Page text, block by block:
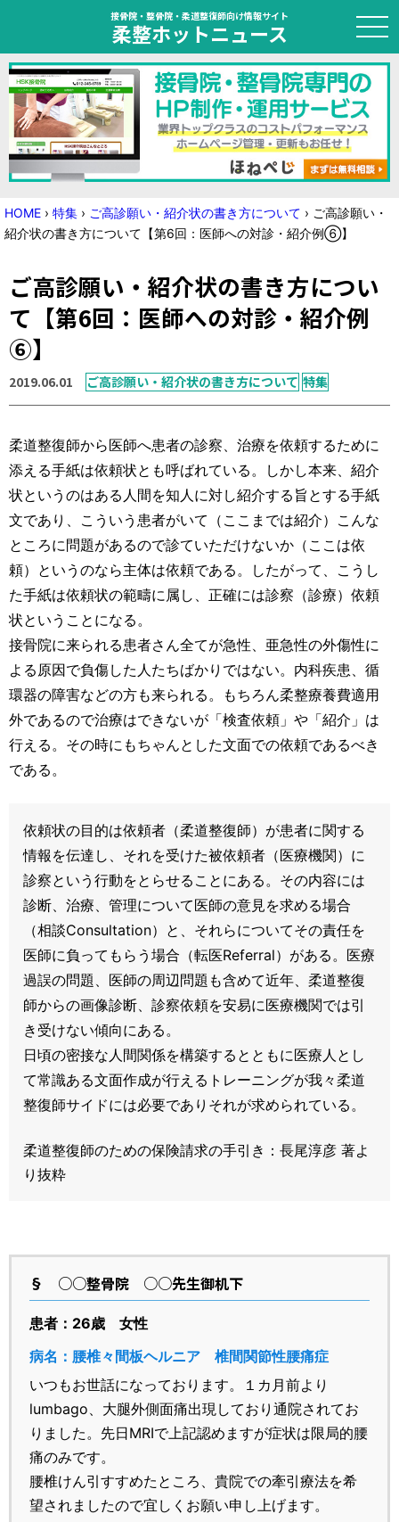
接骨院・整骨院・柔道整復師向け情報サイト
柔整ホットニュース
HOME
トピック
ニュース
国家試験対策
学会・セミナー情報
運営元 お問い合わせ
HOME › 特集 › ご高診願い・紹介状の書き方について › ご高診願い・
紹介状の書き方について【第6回：医師への対診・紹介例⑥】
ご高診願い・紹介状の書き方につい
て【第6回：医師への対診・紹介例
⑥】
2019.06.01 ご高診願い・紹介状の書き方について 特集
柔道整復師から医師へ患者の診察、治療を依頼するために
添える手紙は依頼状とも呼ばれている。しかし本来、紹介
状というのはある人間を知人に対し紹介する旨とする手紙
文であり、こういう患者がいて（ここまでは紹介）こんな
ところに問題があるので診ていただけないか（ここは依
頼）というのなら主体は依頼である。したがって、こうし
た手紙は依頼状の範疇に属し、正確には診察（診療）依頼
状ということになる。
接骨院に来られる患者さん全てが急性、亜急性の外傷性に
よる原因で負傷した人たちばかりではない。内科疾患、循
環器の障害などの方も来られる。もちろん柔整療養費適用
外であるので治療はできないが「検査依頼」や「紹介」は
行える。その時にもちゃんとした文面での依頼であるべき
である。
依頼状の目的は依頼者（柔道整復師）が患者に関する
情報を伝達し、それを受けた被依頼者（医療機関）に
診察という行動をとらせることにある。その内容には
診断、治療、管理について医師の意見を求める場合
（相談Consultation）と、それらについてその責任を
医師に負ってもらう場合（転医Referral）がある。医療
過誤の問題、医師の周辺問題も含めて近年、柔道整復
師からの画像診断、診察依頼を安易に医療機関では引
き受けない傾向にある。
日頃の密接な人間関係を構築するとともに医療人とし
て常識ある文面作成が行えるトレーニングが我々柔道
整復師サイドには必要でありそれが求められている。
柔道整復師のための保険請求の手引き：長尾淳彦 著よ
り抜粋
§ ○○整骨院 ○○先生御机下
患者：26歳 女性
病名：腰椎々間板ヘルニア 椎間関節性腰痛症
いつもお世話になっております。１カ月前より
lumbago、大腿外側面痛出現しており通院されてお
りました。先日MRIで上記認めますが症状は限局的腰
痛のみです。
腰椎けん引すすめたところ、貴院での牽引療法を希
望されましたので宜しくお願い申し上げます。